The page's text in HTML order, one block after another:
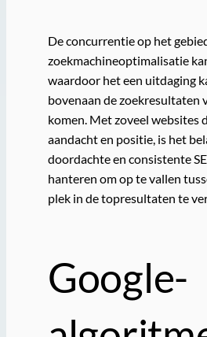
De concurrentie op het
zoekmachineoptimalisatie
waardoor het een uitdaging
bovenaan de zoekresultaten
komen. Met zoveel websites
aandacht en positie, is het
doordachte en consistente
hanteren om op te vallen
plek in de topresultaten te
Google-